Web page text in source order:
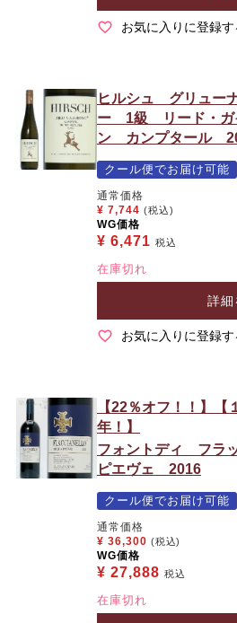
お気に入りに登録す
ヒルシュ グリュー
ー 1級 リード・ガ
ン カンプタール
クール便でお届け可能
通常価格
¥ 7,744 (税込)
WG価格
¥ 6,471 税込
在庫切れ
詳細
お気に入りに登録す
【22％オフ！！】
年！】
フォントディ フラ
ピエヴェ 2016
クール便でお届け可能
通常価格
¥ 36,300 (税込)
WG価格
¥ 27,888 税込
在庫切れ